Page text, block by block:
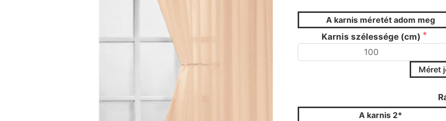
A karnis méretét adom meg
Karnis szélessége (cm)
Méret
A karnis 2*